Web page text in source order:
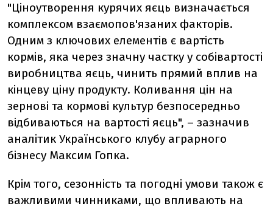
"Ціноутворення курячих яєць визначається
комплексом взаємопов'язаних факторів.
Одним з ключових елементів є вартість
кормів, яка через значну частку у собівартості
виробництва яєць, чинить прямий вплив на
кінцеву ціну продукту. Коливання цін на
зернові та кормові культур безпосередньо
відбиваються на вартості яєць", – зазначив
аналітик Українського клубу аграрного
бізнесу Максим Гопка.
Крім того, сезонність та погодні умови також є
важливими чинниками, що впливають на